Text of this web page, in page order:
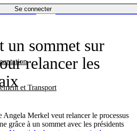
Se connecter
et Transport
Économie
un sommet sur
relancer les
Angela Merkel veut relancer le processus
grâce à un sommet avec les présidents